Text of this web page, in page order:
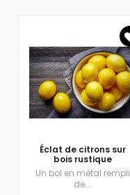
Éclat de citrons sur
bois rustique
Un bol en métal rempli
de...